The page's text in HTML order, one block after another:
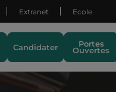
Extranet Ecole
Candidater Portes
Ouvertes